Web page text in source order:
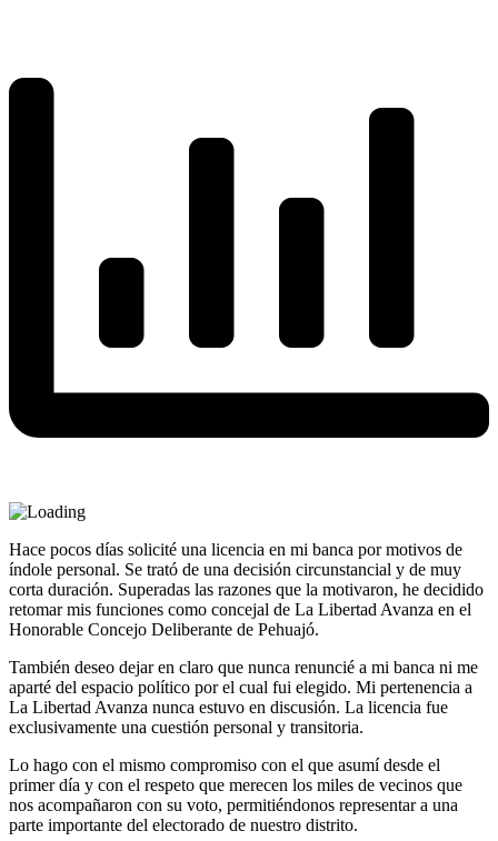
Hace pocos días solicité una licencia en mi banca por motivos de
índole personal. Se trató de una decisión circunstancial y de muy
corta duración. Superadas las razones que la motivaron, he decidido
retomar mis funciones como concejal de La Libertad Avanza en el
Honorable Concejo Deliberante de Pehuajó.
También deseo dejar en claro que nunca renuncié a mi banca ni me
aparté del espacio político por el cual fui elegido. Mi pertenencia a
La Libertad Avanza nunca estuvo en discusión. La licencia fue
exclusivamente una cuestión personal y transitoria.
Lo hago con el mismo compromiso con el que asumí desde el
primer día y con el respeto que merecen los miles de vecinos que
nos acompañaron con su voto, permitiéndonos representar a una
parte importante del electorado de nuestro distrito.